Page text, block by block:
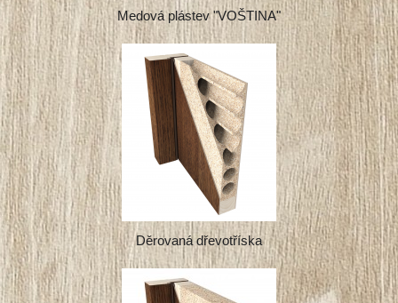
Medová plástev "VOŠTINA"
Děrovaná dřevotříska